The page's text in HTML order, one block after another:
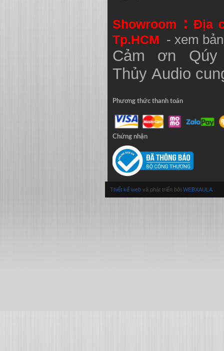
Showroom : Địa
Tp.HCM - xem
Cảm ơn
Thủy Audio
Phương thức thanh toán
Chứng nhận
Thiết kế web và phát triển bởi WEBXAULA